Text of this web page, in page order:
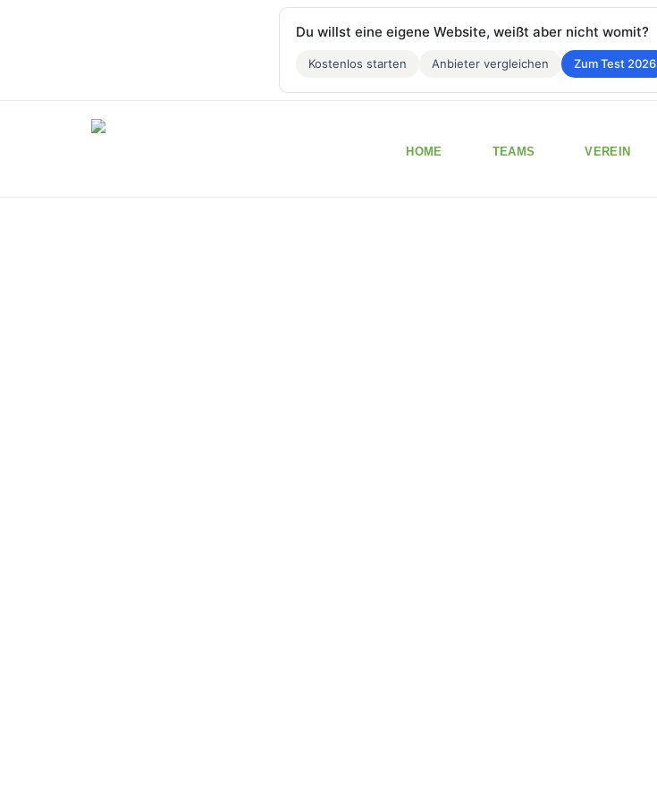
HOME TEAMS VEREIN
Du willst eine eigene Website, weißt aber nicht womit?
Kostenlos starten Anbieter vergleichen Zum Test 2026